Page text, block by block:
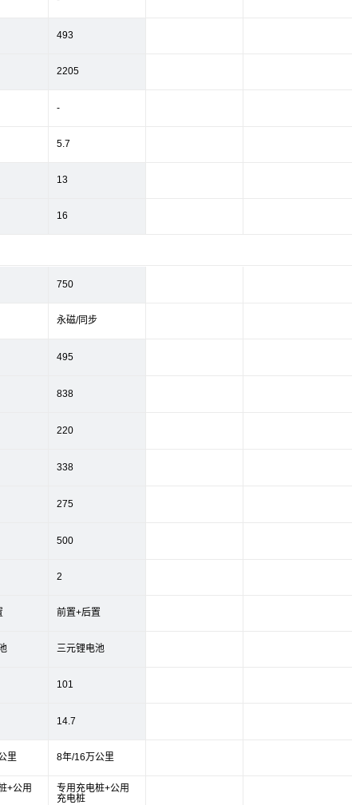
493
2205
-
5.7
13
16
750
永磁/同步
495
838
220
338
275
500
2
前置+后置
三元锂电池
101
14.7
里 8年/16万公里
+公用
专用充电桩+公用
充电桩